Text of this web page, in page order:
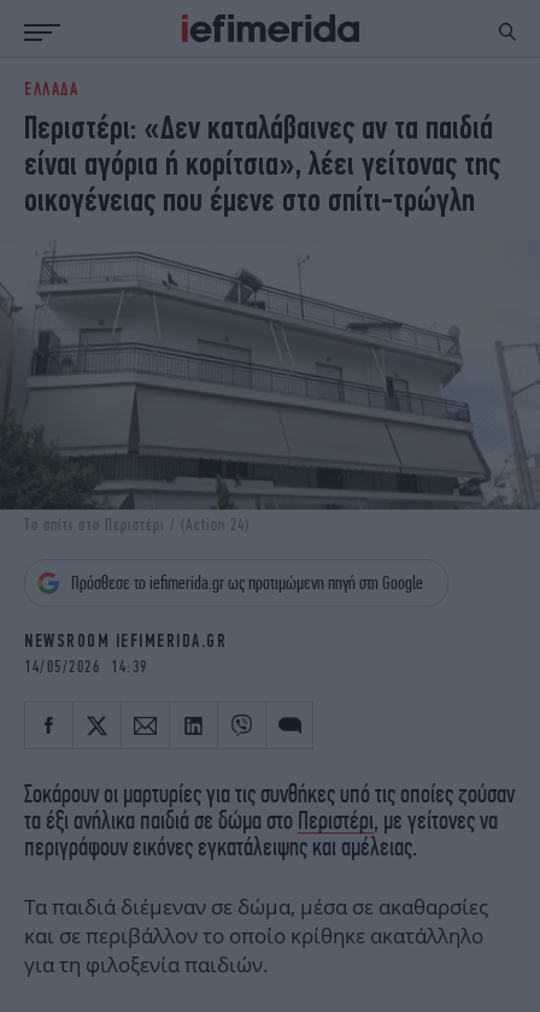
ΕΙΔΗΣΕΙΣ
NON PAPER
ΕΛΛΑΔΑ
ΟΙΚΟΝΟΜΙΑ
ΚΟΣΜΟΣ
ΠΟΛΙΤΙΣΜΟΣ
ΠΑΝΕΛΛΗΝΙΕΣ
ΓΥΝΑΙΚΑ
ΠΟΛΗ
STORIES
ΕΚΛΟΓΕΣ
TRAVEL
ΤΕΧΝΟΛΟΓΙΑ
ΥΓΕΙΑ
ΟΛΥΜΠΙΑΚΟΙ ΑΓΩΝΕΣ
EURO
PODCAST
iOPINIONS
OSCARS
THE OCEAN
ΕΛΛΑΔΑ
Περιστέρι: «Δεν καταλάβαινες αν τα παιδιά
είναι αγόρια ή κορίτσια», λέει γείτονας της
οικογένειας που έμενε στο σπίτι-τρώγλη
Το σπίτι στο Περιστέρι / (Action 24)
Πρόσθεσε το iefimerida.gr ως προτιμώμενη πηγή στη Google
NEWSROOM IEFIMERIDA.GR
14/05/2026 14:39
Σοκάρουν οι μαρτυρίες για τις συνθήκες υπό τις οποίες ζούσαν
τα έξι ανήλικα παιδιά σε δώμα στο Περιστέρι, με γείτονες να
περιγράφουν εικόνες εγκατάλειψης και αμέλειας.
Τα παιδιά διέμεναν σε δώμα, μέσα σε ακαθαρσίες
και σε περιβάλλον το οποίο κρίθηκε ακατάλληλο
για τη φιλοξενία παιδιών.